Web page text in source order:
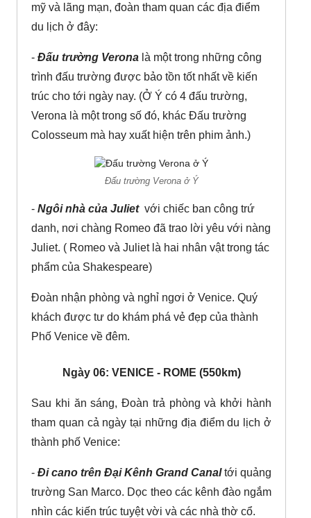
mỹ và lãng mạn, đoàn tham quan các địa điểm
du lịch ở đây:
- Đấu trường Verona là một trong những công
trình đấu trường được bảo tồn tốt nhất về kiến
trúc cho tới ngày nay. (Ở Ý có 4 đấu trường,
Verona là một trong số đó, khác Đấu trường
Colosseum mà hay xuất hiện trên phim ảnh.)
Đấu trường Verona ở Ý
- Ngôi nhà của Juliet­ với chiếc ban công trứ
danh, nơi chàng Romeo đã trao lời yêu với nàng
Juliet. ( Romeo và Juliet là hai nhân vật trong tác
phẩm của Shakespeare)
Đoàn nhận phòng và nghỉ ngơi ở Venice. Quý
khách được tư do khám phá vẻ đẹp của thành
Phố Venice về đêm.
Ngày 06: VENICE - ROME (550km)
Sau khi ăn sáng, Đoàn trả phòng và khởi hành
tham quan cả ngày tại những địa điểm du lịch ở
thành phố Venice:
- Đi cano trên Đại Kênh­ Grand Canaltới quảng
trường San Marco. Dọc theo các kênh đào ngắm
nhìn các kiến trúc tuyệt vời và các nhà thờ cổ.